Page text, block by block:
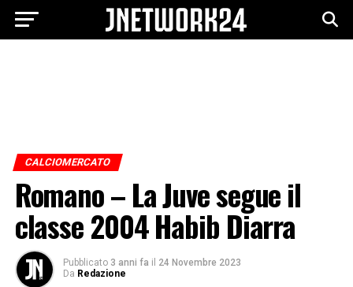
CALCIOMERCATO
Romano – La Juve segue il
classe 2004 Habib Diarra
Pubblicato 3 anni fa il 24 Novembre 2023
Da Redazione